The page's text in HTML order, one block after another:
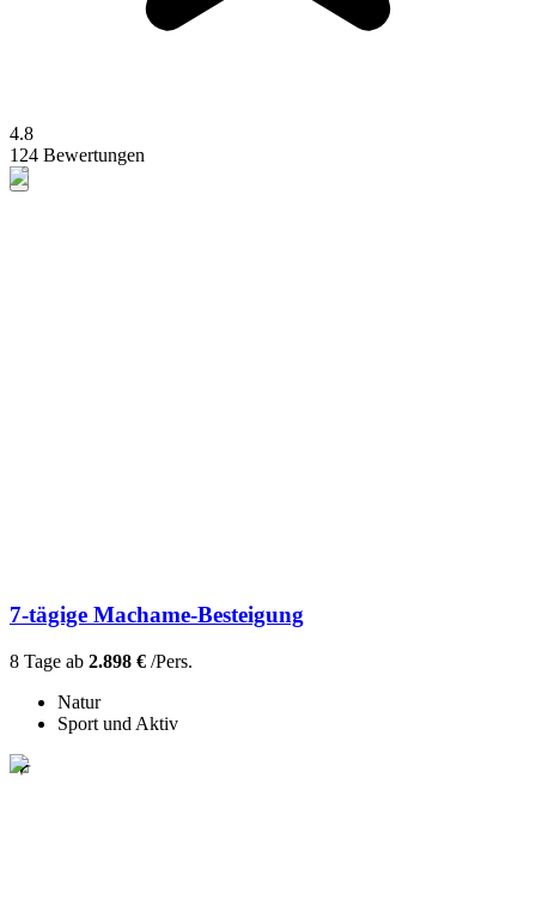
4.8
124 Bewertungen
7-tägige Machame-Besteigung
8 Tage ab 2.898 € /Pers.
Natur
Sport und Aktiv